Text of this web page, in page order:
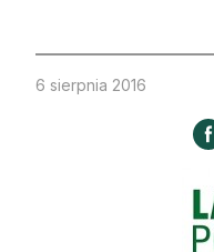
Kultura i historia
Strefa eksperta
6 sierpnia 2016